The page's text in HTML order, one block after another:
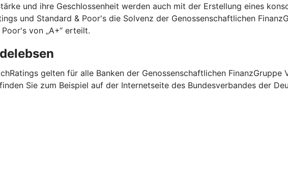
und ihre Geschlossenheit werden auch mit der Erstellung eines
und Standard & Poor's die Solvenz der Genossenschaftlichen
von „A+“ erteilt.
gelten für alle Banken der Genossenschaftlichen
Sie zum Beispiel auf der Internetseite des Bundesverbandes der